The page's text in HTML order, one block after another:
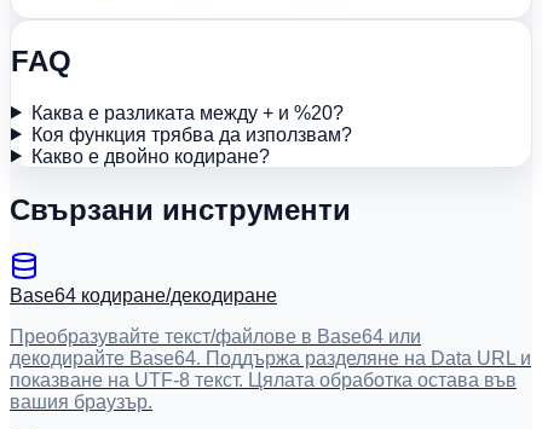
FAQ
Каква е разликата между + и %20?
Коя функция трябва да използвам?
Какво е двойно кодиране?
Свързани инструменти
Base64 кодиране/декодиране
Преобразувайте текст/файлове в Base64 или
декодирайте Base64. Поддържа разделяне на Data URL и
показване на UTF-8 текст. Цялата обработка остава във
вашия браузър.